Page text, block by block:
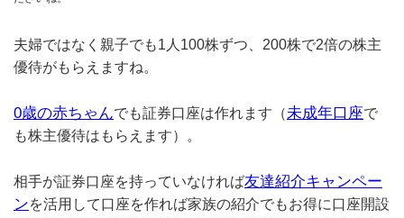
夫婦ではなく親子でも1人100株ずつ、200株で2倍の株主
優待がもらえますね。
0歳の赤ちゃんでも証券口座は作れます（未成年口座で
も株主優待はもらえます）。
相手が証券口座を持っていなければ友達紹介キャンペー
ンを活用して口座を作れば家族の紹介でもお得に口座開設